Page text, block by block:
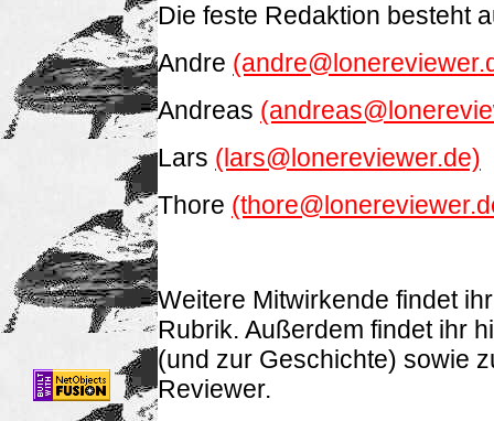
Die feste Redaktion besteht
Andre
Andreas
Lars (lars@lonereviewer.de)
Thore
Weitere Mitwirkende findet
Rubrik. Außerdem findet ihr
(und zur Geschichte) sowie
Reviewer.